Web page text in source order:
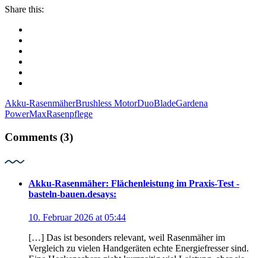
Share this:
Akku-RasenmäherBrushless MotorDuoBladeGardena
PowerMaxRasenpflege
Comments (3)
Akku-Rasenmäher: Flächenleistung im Praxis-Test -
basteln-bauen.desays:
10. Februar 2026 at 05:44
[…] Das ist besonders relevant, weil Rasenmäher im
Vergleich zu vielen Handgeräten echte Energiefresser sind.